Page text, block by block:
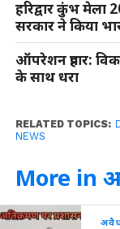
हरिद्वार कुंभ मेला
सरकार ने किया
ऑपरेशन प्रहार:
के साथ धरा
RELATED TOPICS:
NEWS
More in
अवैध